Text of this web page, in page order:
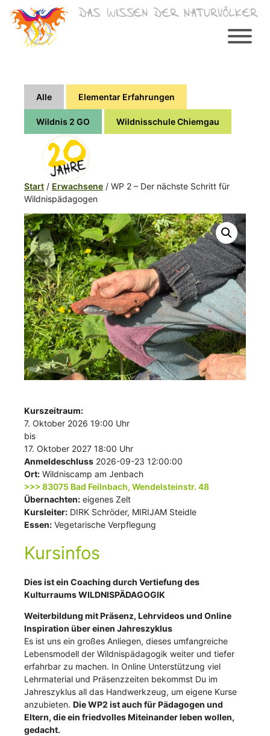
Inhalt
springen
Alle Elementar Erfahrungen
Wildnis 2 GO Wildnisschule Chiemgau
Start / Erwachsene / WP 2 – Der nächste Schritt für
Wildnispädagogen
Kurszeitraum:
7. Oktober 2026 19:00 Uhr
bis
17. Oktober 2027 18:00 Uhr
Anmeldeschluss 2026-09-23 12:00:00
Ort: Wildniscamp am Jenbach
>>> 83075 Bad Feilnbach, Wendelsteinstr. 48
Übernachten: eigenes Zelt
Kursleiter: DIRK Schröder, MIRIJAM Steidle
Essen: Vegetarische Verpflegung
Kursinfos
Dies ist ein Coaching durch Vertiefung des
Kulturraums WILDNISPÄDAGOGIK
Weiterbildung mit Präsenz, Lehrvideos und Online
Inspiration über einen Jahreszyklus
Es ist uns ein großes Anliegen, dieses umfangreiche
Lebensmodell der Wildnispädagogik weiter und tiefer
erfahrbar zu machen. In Online Unterstützung viel
Lehrmaterial und Präsenzzeiten bekommst Du im
Jahreszyklus all das Handwerkzeug, um eigene Kurse
anzubieten. Die WP2 ist auch für Pädagogen und
Eltern, die ein friedvolles Miteinander leben wollen,
gedacht.